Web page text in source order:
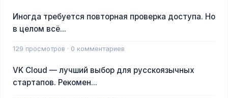
Иногда требуется повторная проверка доступа. Но
в целом всё...
129 просмотров · 0 комментариев
VK Cloud — лучший выбор для русскоязычных
стартапов. Рекомен...